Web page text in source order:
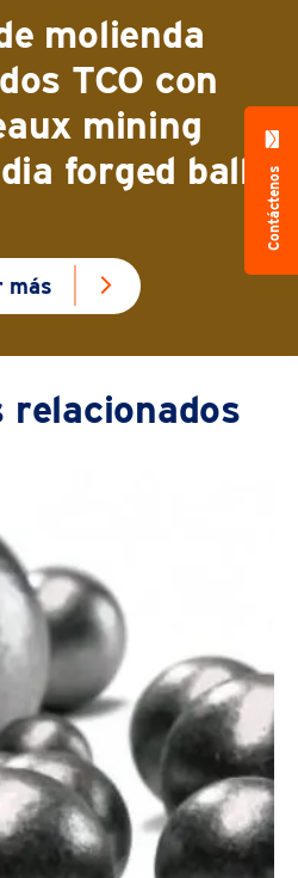
molienda
TCO con
mining
forged balls
más
relacionados
Contáctenos